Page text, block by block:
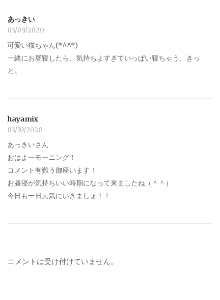
あっきい
03/09/2020
可愛い猫ちゃん(*^^*)
一緒にお昼寝したら、気持ちよすぎていっぱい寝ちゃう、きっ
と。
hayamix
03/10/2020
あっきいさん
おはよーモーニング！
コメント有難う御座います！
お昼寝が気持ちいい時期になって来ましたね（＾＾）
今日も一日元気にいきましょ！！
コメントは受け付けていません。